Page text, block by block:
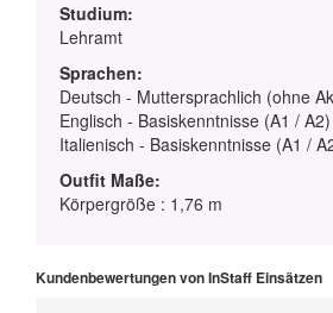
Studium:
Lehramt
Sprachen:
Deutsch - Muttersprachlich (ohne
Englisch - Basiskenntnisse (A1 / A2)
Italienisch - Basiskenntnisse (A1 /
Outfit Maße:
Körpergröße : 1,76 m
Kundenbewertungen von InStaff Einsätzen